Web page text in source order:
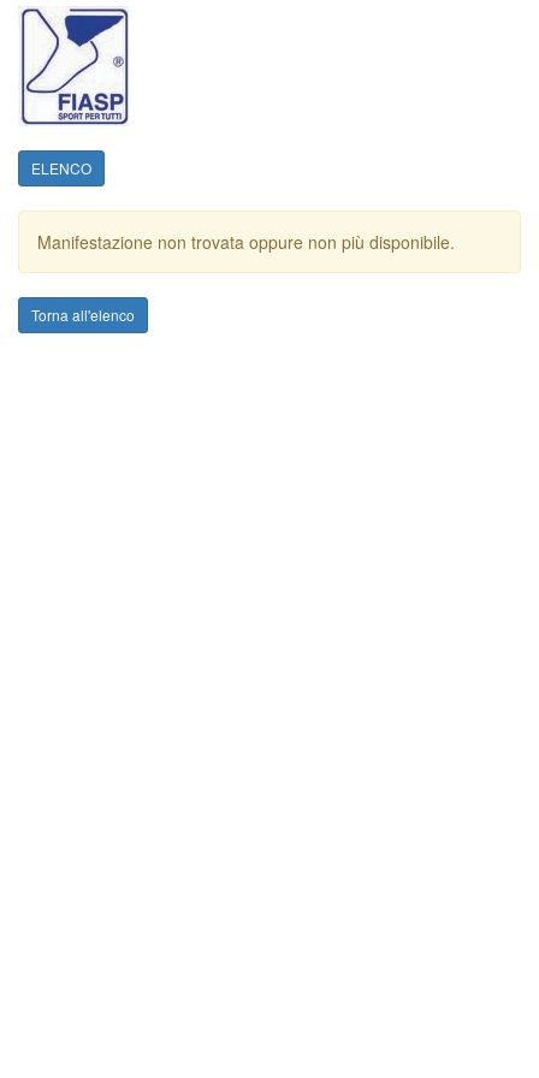
ELENCO
Manifestazione non trovata oppure non più disponibile.
Torna all'elenco